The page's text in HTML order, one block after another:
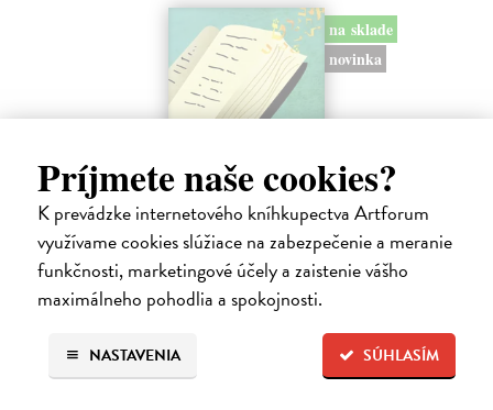
Príjmete naše cookies?
K prevádzke internetového kníhkupectva Artforum
využívame cookies slúžiace na zabezpečenie a meranie
funkčnosti, marketingové účely a zaistenie vášho
maximálneho pohodlia a spokojnosti.
SÚHLASÍM
NASTAVENIA
na sklade
novinka
Rabín sa rozpráva s Ježišom
Autor knihy sa v duchu stáva v Galilei poslucháčom Ježišovej Reči na
vrchu. Ako pravoverný rabín sa usiluje pozorne počúvať tohto nového